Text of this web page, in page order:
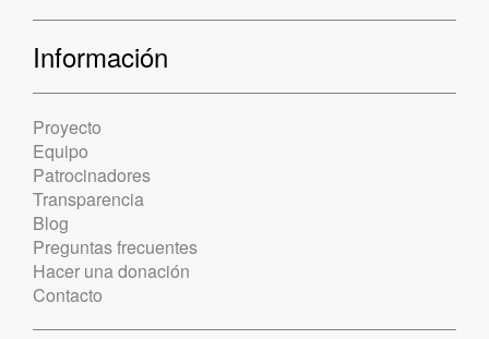
Información
Proyecto
Equipo
Patrocinadores
Transparencia
Blog
Preguntas frecuentes
Hacer una donación
Contacto